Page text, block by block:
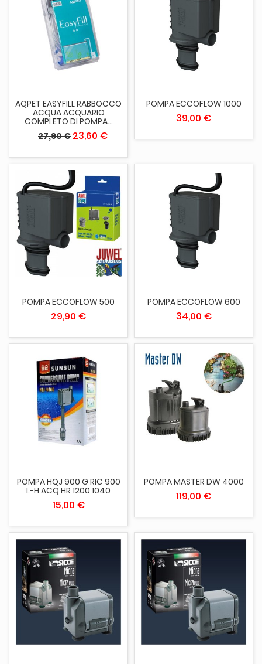
AQPET EASYFILL RABBOCCO
ACQUA ACQUARIO
COMPLETO DI POMPA...
27,90 € 23,60 €
POMPA ECCOFLOW 1000
39,00 €
POMPA ECCOFLOW 500
29,90 €
POMPA ECCOFLOW 600
34,00 €
POMPA HQJ 900 G RIC 900
L-H ACQ HR 1200 1040
15,00 €
POMPA MASTER DW 4000
119,00 €